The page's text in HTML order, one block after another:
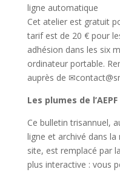
ligne automatique
Cet atelier est gratuit
tarif est de 20 € pour
adhésion dans les six
ordinateur portable.
auprès de
Les plumes de l’AEPF
Ce bulletin trisannuel,
ligne et archivé dans
site, est remplacé par
plus interactive : vous